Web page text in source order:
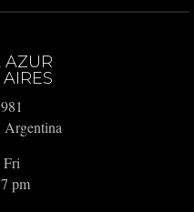
AZUR
Argentina
pm